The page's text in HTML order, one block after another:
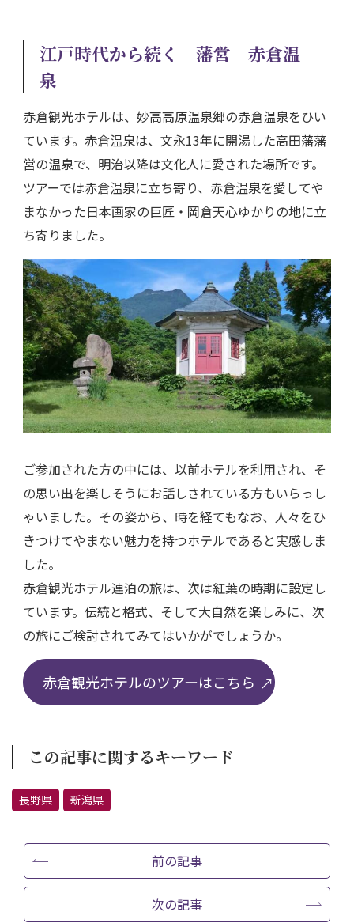
江戸時代から続く 藩営 赤倉温
泉
赤倉観光ホテルは、妙高高原温泉郷の赤倉温泉をひい
ています。赤倉温泉は、文永13年に開湯した高田藩藩
営の温泉で、明治以降は文化人に愛された場所です。
ツアーでは赤倉温泉に立ち寄り、赤倉温泉を愛してや
まなかった日本画家の巨匠・岡倉天心ゆかりの地に立
ち寄りました。
ご参加された方の中には、以前ホテルを利用され、そ
の思い出を楽しそうにお話しされている方もいらっし
ゃいました。その姿から、時を経てもなお、人々をひ
きつけてやまない魅力を持つホテルであると実感しま
した。
赤倉観光ホテル連泊の旅は、次は紅葉の時期に設定し
ています。伝統と格式、そして大自然を楽しみに、次
の旅にご検討されてみてはいかがでしょうか。
赤倉観光ホテルのツアーはこちら
この記事に関するキーワード
長野県 新潟県
前の記事
次の記事